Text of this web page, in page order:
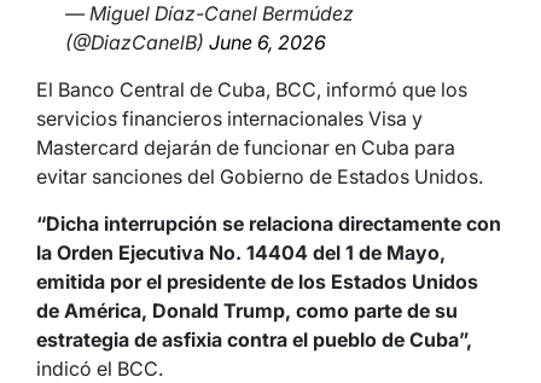
— Miguel Díaz-Canel Bermúdez
(@DiazCanelB) June 6, 2026
El Banco Central de Cuba, BCC, informó que los
servicios financieros internacionales Visa y
Mastercard dejarán de funcionar en Cuba para
evitar sanciones del Gobierno de Estados Unidos.
“Dicha interrupción se relaciona directamente con
la Orden Ejecutiva No. 14404 del 1 de Mayo,
emitida por el presidente de los Estados Unidos
de América, Donald Trump, como parte de su
estrategia de asfixia contra el pueblo de Cuba”,
indicó el BCC.